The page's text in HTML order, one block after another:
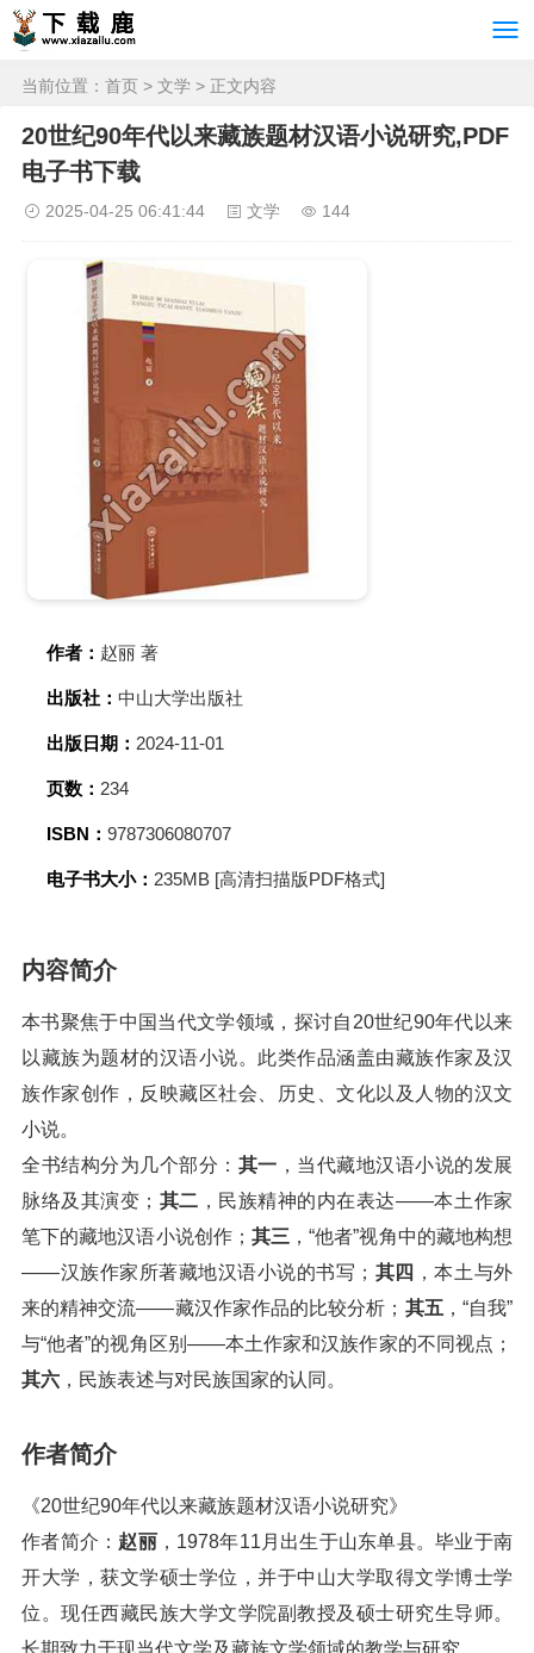
当前位置： 首页 > 文学 > 正文内容
20世纪90年代以来藏族题材汉语小说研究,PDF
电子书下载
2025-04-25 06:41:44 文学 144
作者： 赵丽 著
出版社： 中山大学出版社
出版日期： 2024-11-01
页数： 234
ISBN： 9787306080707
电子书大小： 235MB [高清扫描版PDF格式]
内容简介
本书聚焦于中国当代文学领域，探讨自20世纪90年代以来
以藏族为题材的汉语小说。此类作品涵盖由藏族作家及汉
族作家创作，反映藏区社会、历史、文化以及人物的汉文
小说。
全书结构分为几个部分： 其一 ，当代藏地汉语小说的发展
脉络及其演变； 其二 ，民族精神的内在表达——本土作家
笔下的藏地汉语小说创作； 其三 ，“他者”视角中的藏地构想
——汉族作家所著藏地汉语小说的书写； 其四 ，本土与外
来的精神交流——藏汉作家作品的比较分析； 其五，“自我”
与“他者”的视角区别——本土作家和汉族作家的不同视点；
其六 ，民族表述与对民族国家的认同。
作者简介
《20世纪90年代以来藏族题材汉语小说研究》
作者简介： 赵丽，1978年11月出生于山东单县。毕业于南
开大学，获文学硕士学位，并于中山大学取得文学博士学
位。现任西藏民族大学文学院副教授及硕士研究生导师。
长期致力于现当代文学及藏族文学领域的教学与研究。